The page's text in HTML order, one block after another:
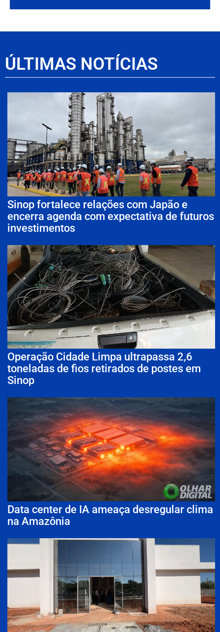
ÚLTIMAS NOTÍCIAS
Sinop fortalece relações com Japão e
encerra agenda com expectativa de futuros
investimentos
Operação Cidade Limpa ultrapassa 2,6
toneladas de fios retirados de postes em
Sinop
Data center de IA ameaça desregular clima
na Amazônia